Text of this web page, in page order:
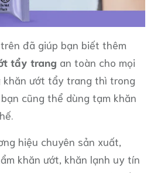
đã giúp bạn biết thêm
tẩy trang an toàn cho mọi
khăn ướt tẩy trang thì trong
cũng thể dùng tạm khăn
hiệu chuyên sản xuất,
khăn ướt, khăn lạnh uy tín